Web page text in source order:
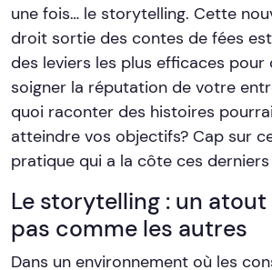
une fois… le storytelling. Cette
droit sortie des contes de fées est
des leviers les plus efficaces
soigner la réputation de votre
quoi raconter des histoires
atteindre vos objectifs? Cap sur
pratique qui a la côte ces
Le storytelling : un
pas comme les autres
Dans un environnement où les